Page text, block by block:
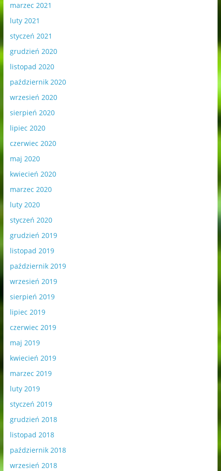
marzec 2021
luty 2021
styczeń 2021
grudzień 2020
listopad 2020
październik 2020
wrzesień 2020
sierpień 2020
lipiec 2020
czerwiec 2020
maj 2020
kwiecień 2020
marzec 2020
luty 2020
styczeń 2020
grudzień 2019
listopad 2019
październik 2019
wrzesień 2019
sierpień 2019
lipiec 2019
czerwiec 2019
maj 2019
kwiecień 2019
marzec 2019
luty 2019
styczeń 2019
grudzień 2018
listopad 2018
październik 2018
wrzesień 2018